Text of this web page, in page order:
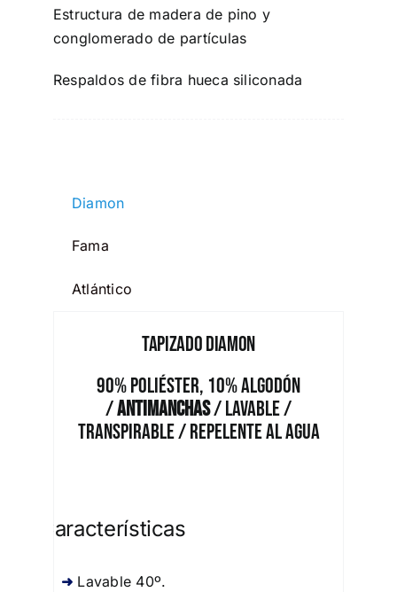
Estructura de madera de pino y
conglomerado de partículas
Respaldos de fibra hueca siliconada
Diamon
Fama
Atlántico
Tapizado Diamon
90% Poliéster, 10% Algodón
/Antimanchas/ Lavable /
Transpirable / Repelente al Agua
Características
Lavable 40º.